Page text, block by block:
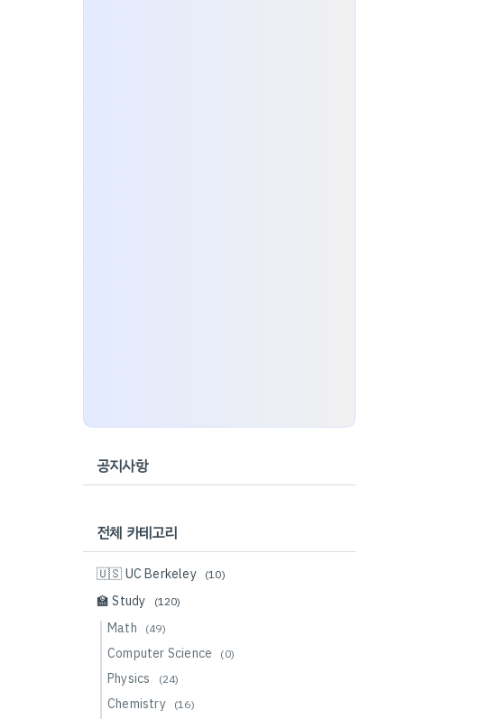
공지사항
전체 카테고리
🇺🇸 UC Berkeley (10)
🏫 Study (120)
Math (49)
Computer Science (0)
Physics (24)
Chemistry (16)